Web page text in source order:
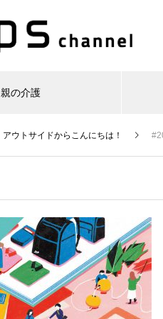
親の介護
アウトサイドからこんにちは！